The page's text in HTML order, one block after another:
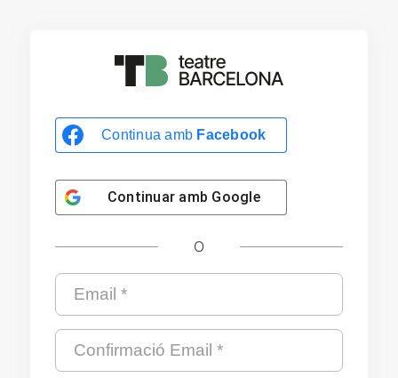
Continua amb Facebook
Continuar amb Google
O